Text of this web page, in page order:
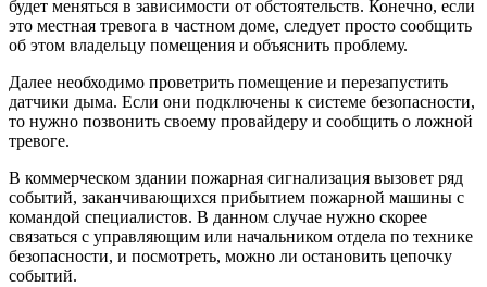
будет меняться в зависимости от обстоятельств. Конечно, если
это местная тревога в частном доме, следует просто сообщить
об этом владельцу помещения и объяснить проблему.
Далее необходимо проветрить помещение и перезапустить
датчики дыма. Если они подключены к системе безопасности,
то нужно позвонить своему провайдеру и сообщить о ложной
тревоге.
В коммерческом здании пожарная сигнализация вызовет ряд
событий, заканчивающихся прибытием пожарной машины с
командой специалистов. В данном случае нужно скорее
связаться с управляющим или начальником отдела по технике
безопасности, и посмотреть, можно ли остановить цепочку
событий.